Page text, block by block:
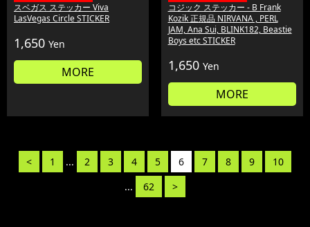
スベガス ステッカー Viva
LasVegas Circle STICKER
1,650 Yen
MORE
コジック ステッカー - B Frank
Kozik 正規品 NIRVANA , PERL
JAM, Ana Sui, BLINK182, Beastie
Boys etc STICKER
1,650 Yen
MORE
< 1 ... 2 3 4 5 6 7 8 9
10
...
62 >